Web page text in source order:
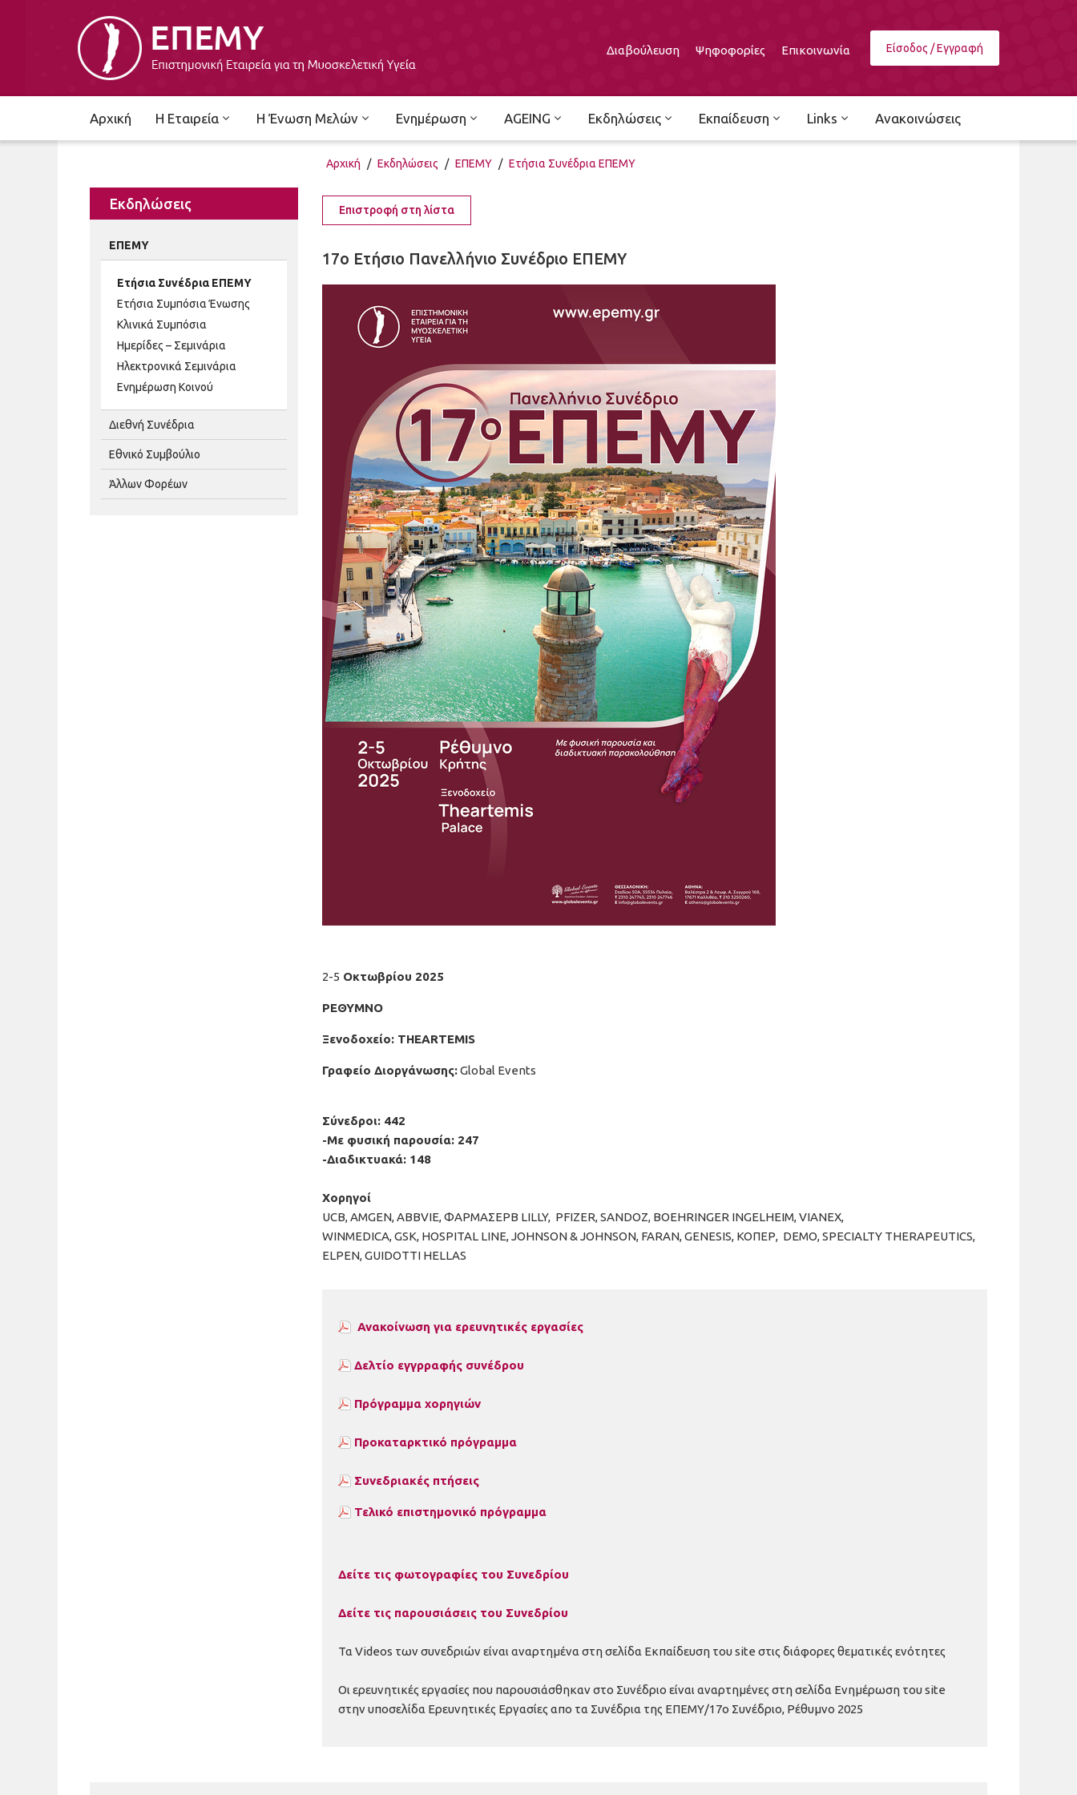
Είσοδος / Εγγραφή
Διαβούλευση Ψηφοφορίες Επικοινωνία
Αρχική Η Εταιρεία Η Ένωση Μελών Ενημέρωση AGEING Εκδηλώσεις Εκπαίδευση Links Ανακοινώσεις
Αρχική / Εκδηλώσεις / ΕΠΕΜΥ / Ετήσια Συνέδρια ΕΠΕΜΥ
Εκδηλώσεις
ΕΠΕΜΥ
Ετήσια Συνέδρια ΕΠΕΜΥ
Ετήσια Συμπόσια Ένωσης
Κλινικά Συμπόσια
Ημερίδες – Σεμινάρια
Ηλεκτρονικά Σεμινάρια
Ενημέρωση Κοινού
Διεθνή Συνέδρια
Εθνικό Συμβούλιο
Άλλων Φορέων
Επιστροφή στη λίστα
17ο Ετήσιο Πανελλήνιο Συνέδριο ΕΠΕΜΥ
2-5 Οκτωβρίου 2025
ΡΕΘΥΜΝΟ
Ξενοδοχείο: THEARTEMIS
Γραφείο Διοργάνωσης:Global Events
Σύνεδροι: 442
-Με φυσική παρουσία: 247
-Διαδικτυακά: 148
Χορηγοί
UCB, AMGEN, ABBVIE, ΦΑΡΜΑΣΕΡΒ LILLY, PFIZER, SANDOZ, BOEHRINGER INGELHEIM, VΙΑΝΕΧ,
WINMEDICA, GSK, HOSPITAL LINE, JOHNSON & JOHNSON, FARAN, GENESIS, ΚΟΠΕΡ, DEMO, SPECIALTY THERAPEUTICS,
ELPEN, GUIDOTTI HELLAS
Ανακοίνωση για ερευνητικές εργασίες
Δελτίο εγγρραφής συνέδρου
Πρόγραμμα χορηγιών
Προκαταρκτικό πρόγραμμα
Συνεδριακές πτήσεις
Τελικό επιστημονικό πρόγραμμα
Δείτε τις φωτογραφίες του Συνεδρίου
Δείτε τις παρουσιάσεις του Συνεδρίου
Τα Videos των συνεδριών είναι αναρτημένα στη σελίδα Εκπαίδευση του site στις διάφορες θεματικές ενότητες
Οι ερευνητικές εργασίες που παρουσιάσθηκαν στο Συνέδριο είναι αναρτημένες στη σελίδα Ενημέρωση του site
στην υποσελίδα Ερευνητικές Εργασίες απο τα Συνέδρια της ΕΠΕΜΥ/17ο Συνέδριο, Ρέθυμνο 2025